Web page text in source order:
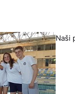
Naši